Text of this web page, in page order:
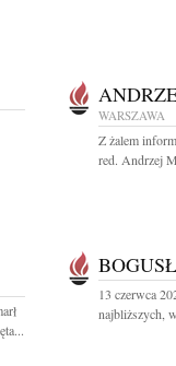
WARSZAWA
Z żalem
red. Andrzej
13 czerwca
najbliższych,